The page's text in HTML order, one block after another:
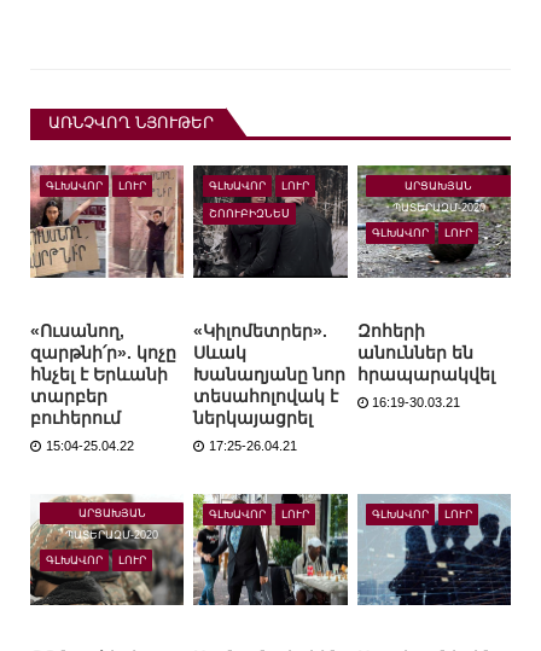
ԱՌՆՉՎՈՂ ՆՅՈՒԹԵՐ
ԳԼԽԱՎՈՐ ԼՈՒՐ
«Ուսանող,
զարթնի՛ր». կոչը
հնչել է Երևանի
տարբեր
բուհերում
15:04-25.04.22
ԳԼԽԱՎՈՐ ԼՈՒՐ
ՇՈՈՒԲԻԶՆԵՍ
«Կիլոմետրեր».
Սևակ
Խանաղյանը նոր
տեսահոլովակ է
ներկայացրել
17:25-26.04.21
ԱՐՑԱԽՅԱՆ
ՊԱՏԵՐԱԶՄ-2020
ԳԼԽԱՎՈՐ ԼՈՒՐ
Զոհերի
անուններ են
հրապարակվել
16:19-30.03.21
ԱՐՑԱԽՅԱՆ
ՊԱՏԵՐԱԶՄ-2020
ԳԼԽԱՎՈՐ ԼՈՒՐ
ԳԼԽԱՎՈՐ ԼՈՒՐ ԳԼԽԱՎՈՐ ԼՈՒՐ